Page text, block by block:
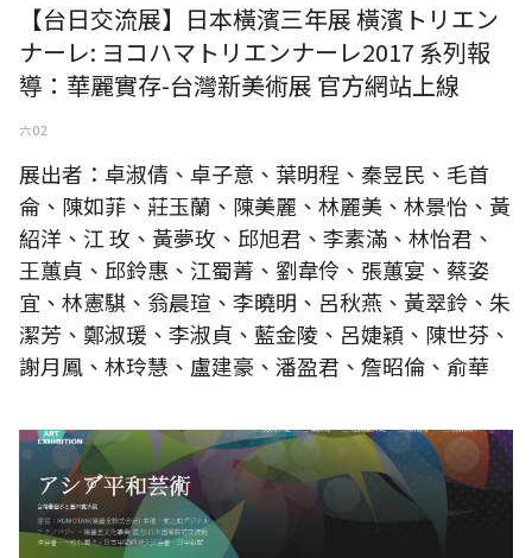
【台日交流展】日本橫濱三年展 橫濱トリエン
ナーレ: ヨコハマトリエンナーレ2017 系列報
導：華麗實存-台灣新美術展 官方網站上線
六 02
展出者：卓淑倩、卓子意、葉明程、秦昱民、毛首
侖、陳如菲、莊玉蘭、陳美麗、林麗美、林景怡、黃
紹洋、江 玫、黃夢玫、邱旭君、李素滿、林怡君、
王蕙貞、邱鈴惠、江蜀菁、劉韋伶、張蕙宴、蔡姿
宜、林憲騏、翁晨瑄、李曉明、呂秋燕、黃翠鈴、朱
潔芳、鄭淑瑗、李淑貞、藍金陵、呂婕穎、陳世芬、
謝月鳳、林玲慧、盧建豪、潘盈君、詹昭倫、俞華
アジア平和芸术,台湾书画水と墨の魔法展官方网站